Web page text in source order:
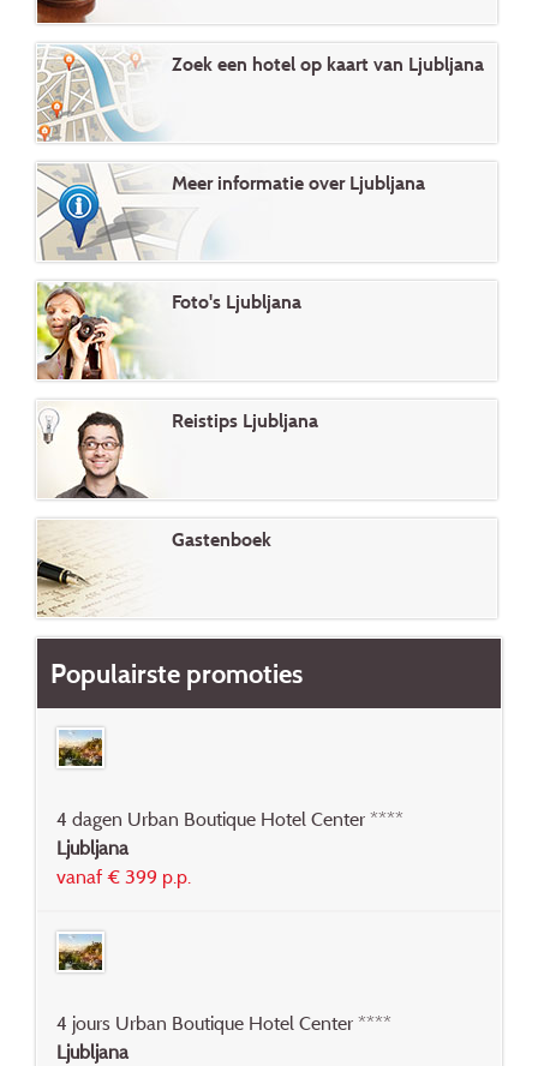
Zoek een hotel op kaart van Ljubljana
Meer informatie over Ljubljana
Foto's Ljubljana
Reistips Ljubljana
Gastenboek
Populairste promoties
4 dagen Urban Boutique Hotel Center ****
Ljubljana
vanaf € 399 p.p.
4 jours Urban Boutique Hotel Center ****
Ljubljana